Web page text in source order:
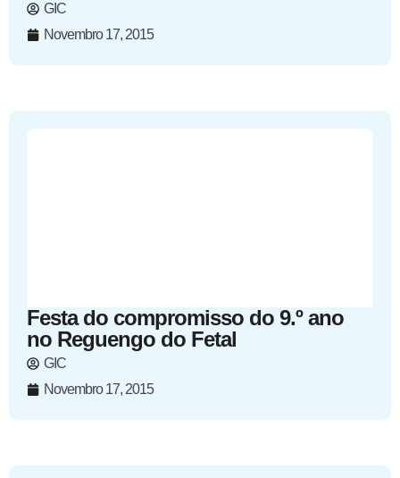
GIC
Novembro 17, 2015
Festa do compromisso do 9.º ano
no Reguengo do Fetal
GIC
Novembro 17, 2015